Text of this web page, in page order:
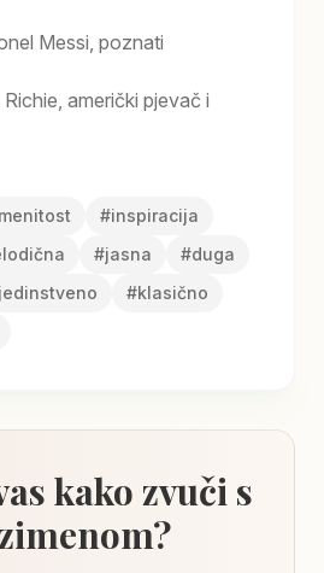
Messi, poznati
Richie, američki pjevač i
#inspiracija
#jasna #duga
jedinstveno #klasično
kako zvuči s